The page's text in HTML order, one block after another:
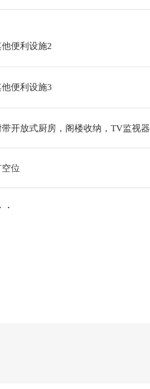
他便利设施2
他便利设施3
带开放式厨房，阁楼收纳，TV监视
空位
・・
的丰富的收藏pe-有